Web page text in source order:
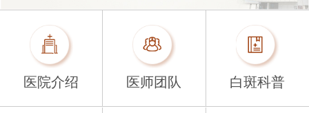
医院介绍 医师团队 白斑科普